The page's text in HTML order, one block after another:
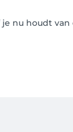
nu houdt van